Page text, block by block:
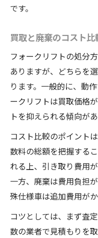
です。
買取と廃棄のコスト
フォークリフトの処分
ありますが、どちらを
ります。一般的に、動
ークリフトは買取価格
トを抑えられる傾向があ
コスト比較のポイント
数料の総額を把握する
れる上、引き取り費用
一方、廃棄は費用負担
殊仕様車は追加費用が
コツとしては、まず査
数の業者で見積もりを